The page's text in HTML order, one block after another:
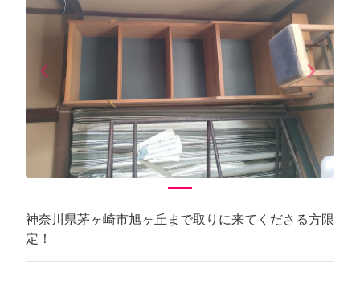
arrow_back_iosPrevious arrow_forward_iosNext
神奈川県茅ヶ崎市旭ヶ丘まで取りに来てくださる方限
定！